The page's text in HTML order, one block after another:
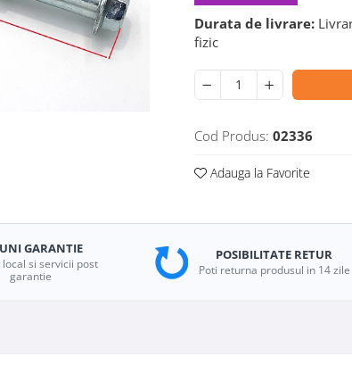
Durata de livrare:
fizic
Cod Produs: 02336
Adauga la Favorite
GARANTIE
local si servicii post
garantie
POSIBILITATE RETUR
Poti returna produsul in 14 zile